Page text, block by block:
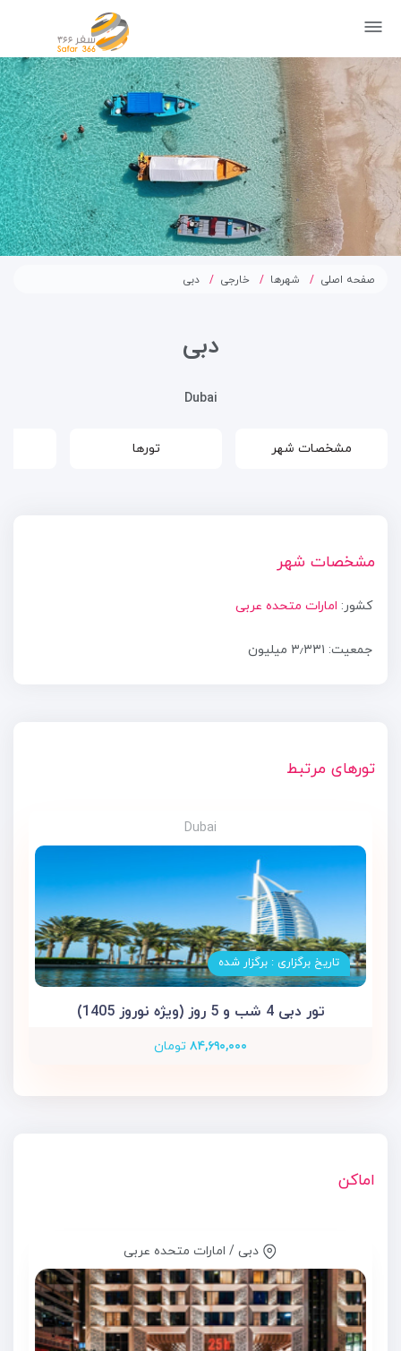
صفحه اصلی شهرها خارجی دبی
دبی
Dubai
مشخصات شهر تورها
مشخصات شهر
کشور: امارات متحده عربی
جمعیت: ۳٫۳۳۱ میلیون
تورهای مرتبط
Dubai
تاریخ برگزاری : برگزار شده
تور دبی 4 شب و 5 روز (ویژه نوروز 1405)
۸۴,۶۹۰,۰۰۰ تومان
اماکن
دبی / امارات متحده عربی